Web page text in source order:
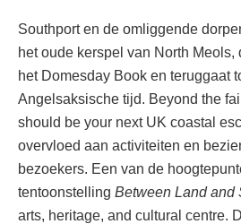
Southport en de omliggende
het oude kerspel van North Meols,
het Domesday Book en teruggaat
Angelsaksische tijd. Beyond the
should be your next UK coastal
overvloed aan activiteiten en
bezoekers. Een van de
tentoonstelling Between Land and
arts, heritage, and cultural centre.